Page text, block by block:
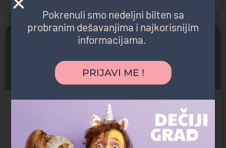
British International School - Primary School
Internacionalna škola, Privatna škola
Pokrenuli smo nedeljni bilten sa
probranim dešavanjima i najkorisnijim
informacijama.
PRIJAVI ME !